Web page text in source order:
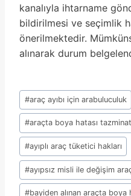
kanalıyla ihtarname
bildirilmesi ve seçimlik
önerilmektedir.
alınarak durum
Post
Tags:
#araç ayıbı için arabuluculuk
#araçta boya hatası tazminat
#ayıplı araç tüketici hakları
#ayıpsız misli ile değişim
#bayiden alınan araçta boya